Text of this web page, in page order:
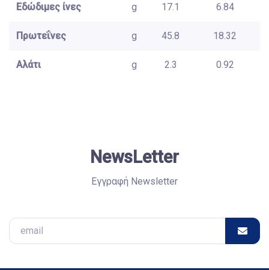
Εδώδιμες ίνες g 17.1 6.84
Πρωτεΐνες g 45.8 18.32
Αλάτι g 2.3 0.92
NewsLetter
Εγγραφή Newsletter